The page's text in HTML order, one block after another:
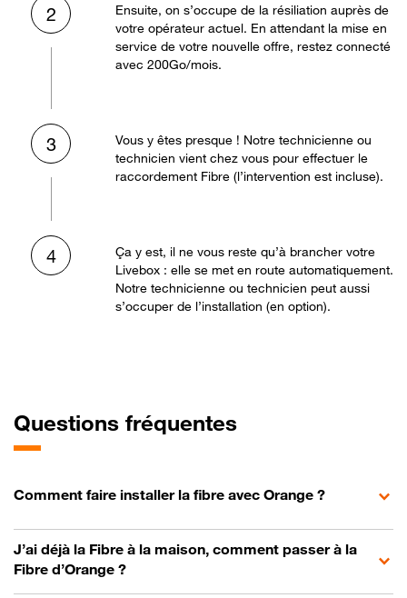
2
Ensuite, on s’occupe de la résiliation auprès de
votre opérateur actuel. En attendant la mise en
service de votre nouvelle offre, restez connecté
avec 200Go/mois.
3
Vous y êtes presque ! Notre technicienne ou
technicien vient chez vous pour effectuer le
raccordement Fibre (l’intervention est incluse).
4
Ça y est, il ne vous reste qu’à brancher votre
Livebox : elle se met en route automatiquement.
Notre technicienne ou technicien peut aussi
s’occuper de l’installation (en option).
Questions fréquentes
Comment faire installer la fibre avec Orange ?
J’ai déjà la Fibre à la maison, comment passer à la
Fibre d’Orange ?